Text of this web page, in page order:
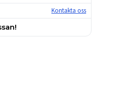
Kontakta oss